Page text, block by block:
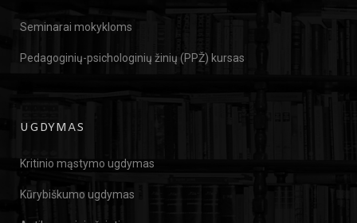
Seminarai mokykloms
Pedagoginių-psichologinių žinių (PPŽ) kursas
UGDYMAS
Kritinio mąstymo ugdymas
Kūrybiškumo ugdymas